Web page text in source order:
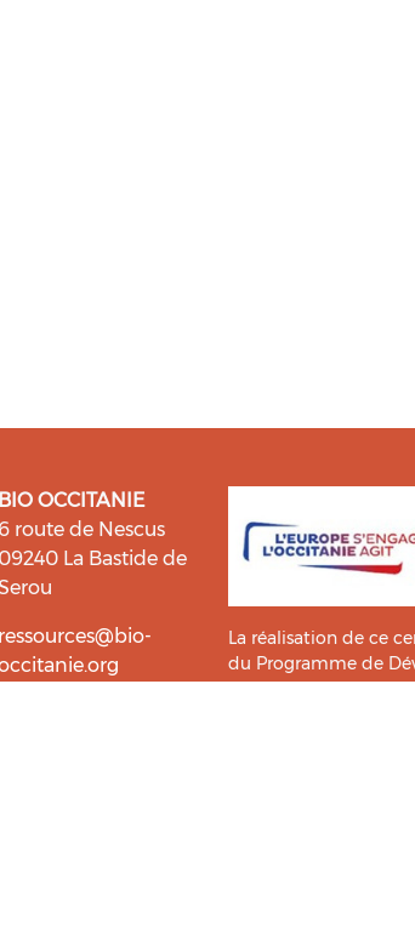
BIO OCCITANIE
6 route de Nescus
09240 La Bastide de
ressources@bio-
La réalisation de ce
du Programme de
l’information et la